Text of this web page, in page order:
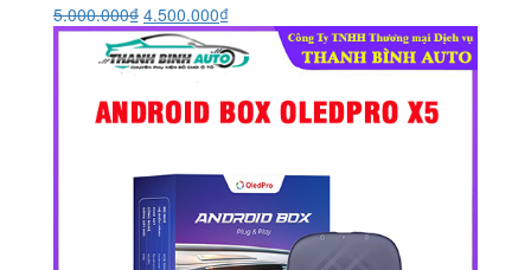
5.000.000₫ Giá
gốc
là:
4.500.000₫Giá
hiện
tại
4.500.000₫.